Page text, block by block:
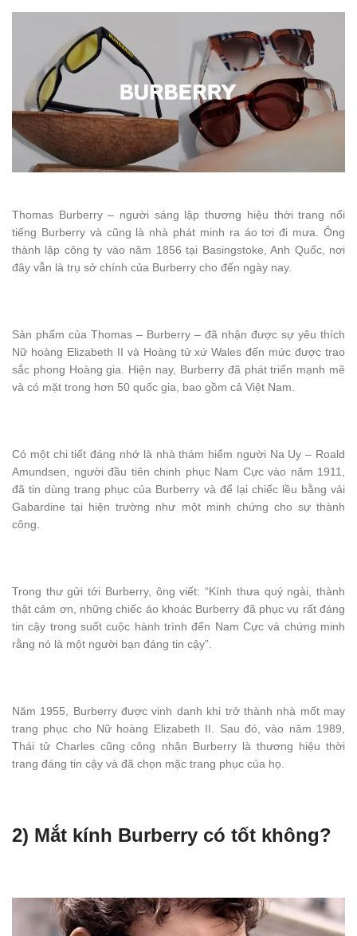
Thomas Burberry – người sáng lập thương hiệu thời trang nổi
tiếng Burberry và cũng là nhà phát minh ra áo tơi đi mưa. Ông
thành lập công ty vào năm 1856 tại Basingstoke, Anh Quốc, nơi
đây vẫn là trụ sở chính của Burberry cho đến ngày nay.
Sản phẩm của Thomas – Burberry – đã nhận được sự yêu thích
Nữ hoàng Elizabeth II và Hoàng tử xứ Wales đến mức được trao
sắc phong Hoàng gia. Hiện nay, Burberry đã phát triển mạnh mẽ
và có mặt trong hơn 50 quốc gia, bao gồm cả Việt Nam.
Có một chi tiết đáng nhớ là nhà thám hiểm người Na Uy – Roald
Amundsen, người đầu tiên chinh phục Nam Cực vào năm 1911,
đã tin dùng trang phục của Burberry và để lại chiếc lều bằng vải
Gabardine tại hiện trường như một minh chứng cho sự thành
công.
Trong thư gửi tới Burberry, ông viết: “Kính thưa quý ngài, thành
thật cảm ơn, những chiếc áo khoác Burberry đã phục vụ rất đáng
tin cậy trong suốt cuộc hành trình đến Nam Cực và chứng minh
rằng nó là một người bạn đáng tin cậy”.
Năm 1955, Burberry được vinh danh khi trở thành nhà mốt may
trang phục cho Nữ hoàng Elizabeth II. Sau đó, vào năm 1989,
Thái tử Charles cũng công nhận Burberry là thương hiệu thời
trang đáng tin cậy và đã chọn mặc trang phục của họ.
2) Mắt kính Burberry có tốt không?